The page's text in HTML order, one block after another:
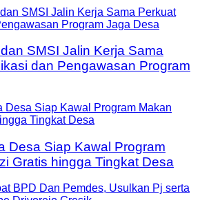
SMSI Jalin Kerja Sama
dan Pengawasan Program
Desa Siap Kawal Program
Gratis hingga Tingkat Desa